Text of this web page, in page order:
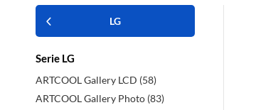
LG
Serie LG
ARTCOOL Gallery LCD (58)
ARTCOOL Gallery Photo (83)